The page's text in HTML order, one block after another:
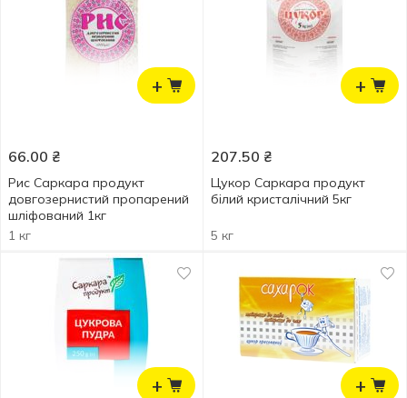
+
66.00 ₴
Рис Саркара продукт
довгозернистий пропарений
шліфований 1кг
1 кг
+
207.50 ₴
Цукор Саркара продукт
білий кристалічний 5кг
5 кг
+ +